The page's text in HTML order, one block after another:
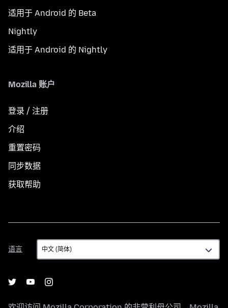
适用于 Android 的 Beta
Nightly
适用于 Android 的 Nightly
Mozilla 账户
登录 / 注册
介绍
重置密码
同步数据
获取帮助
语言
语
言